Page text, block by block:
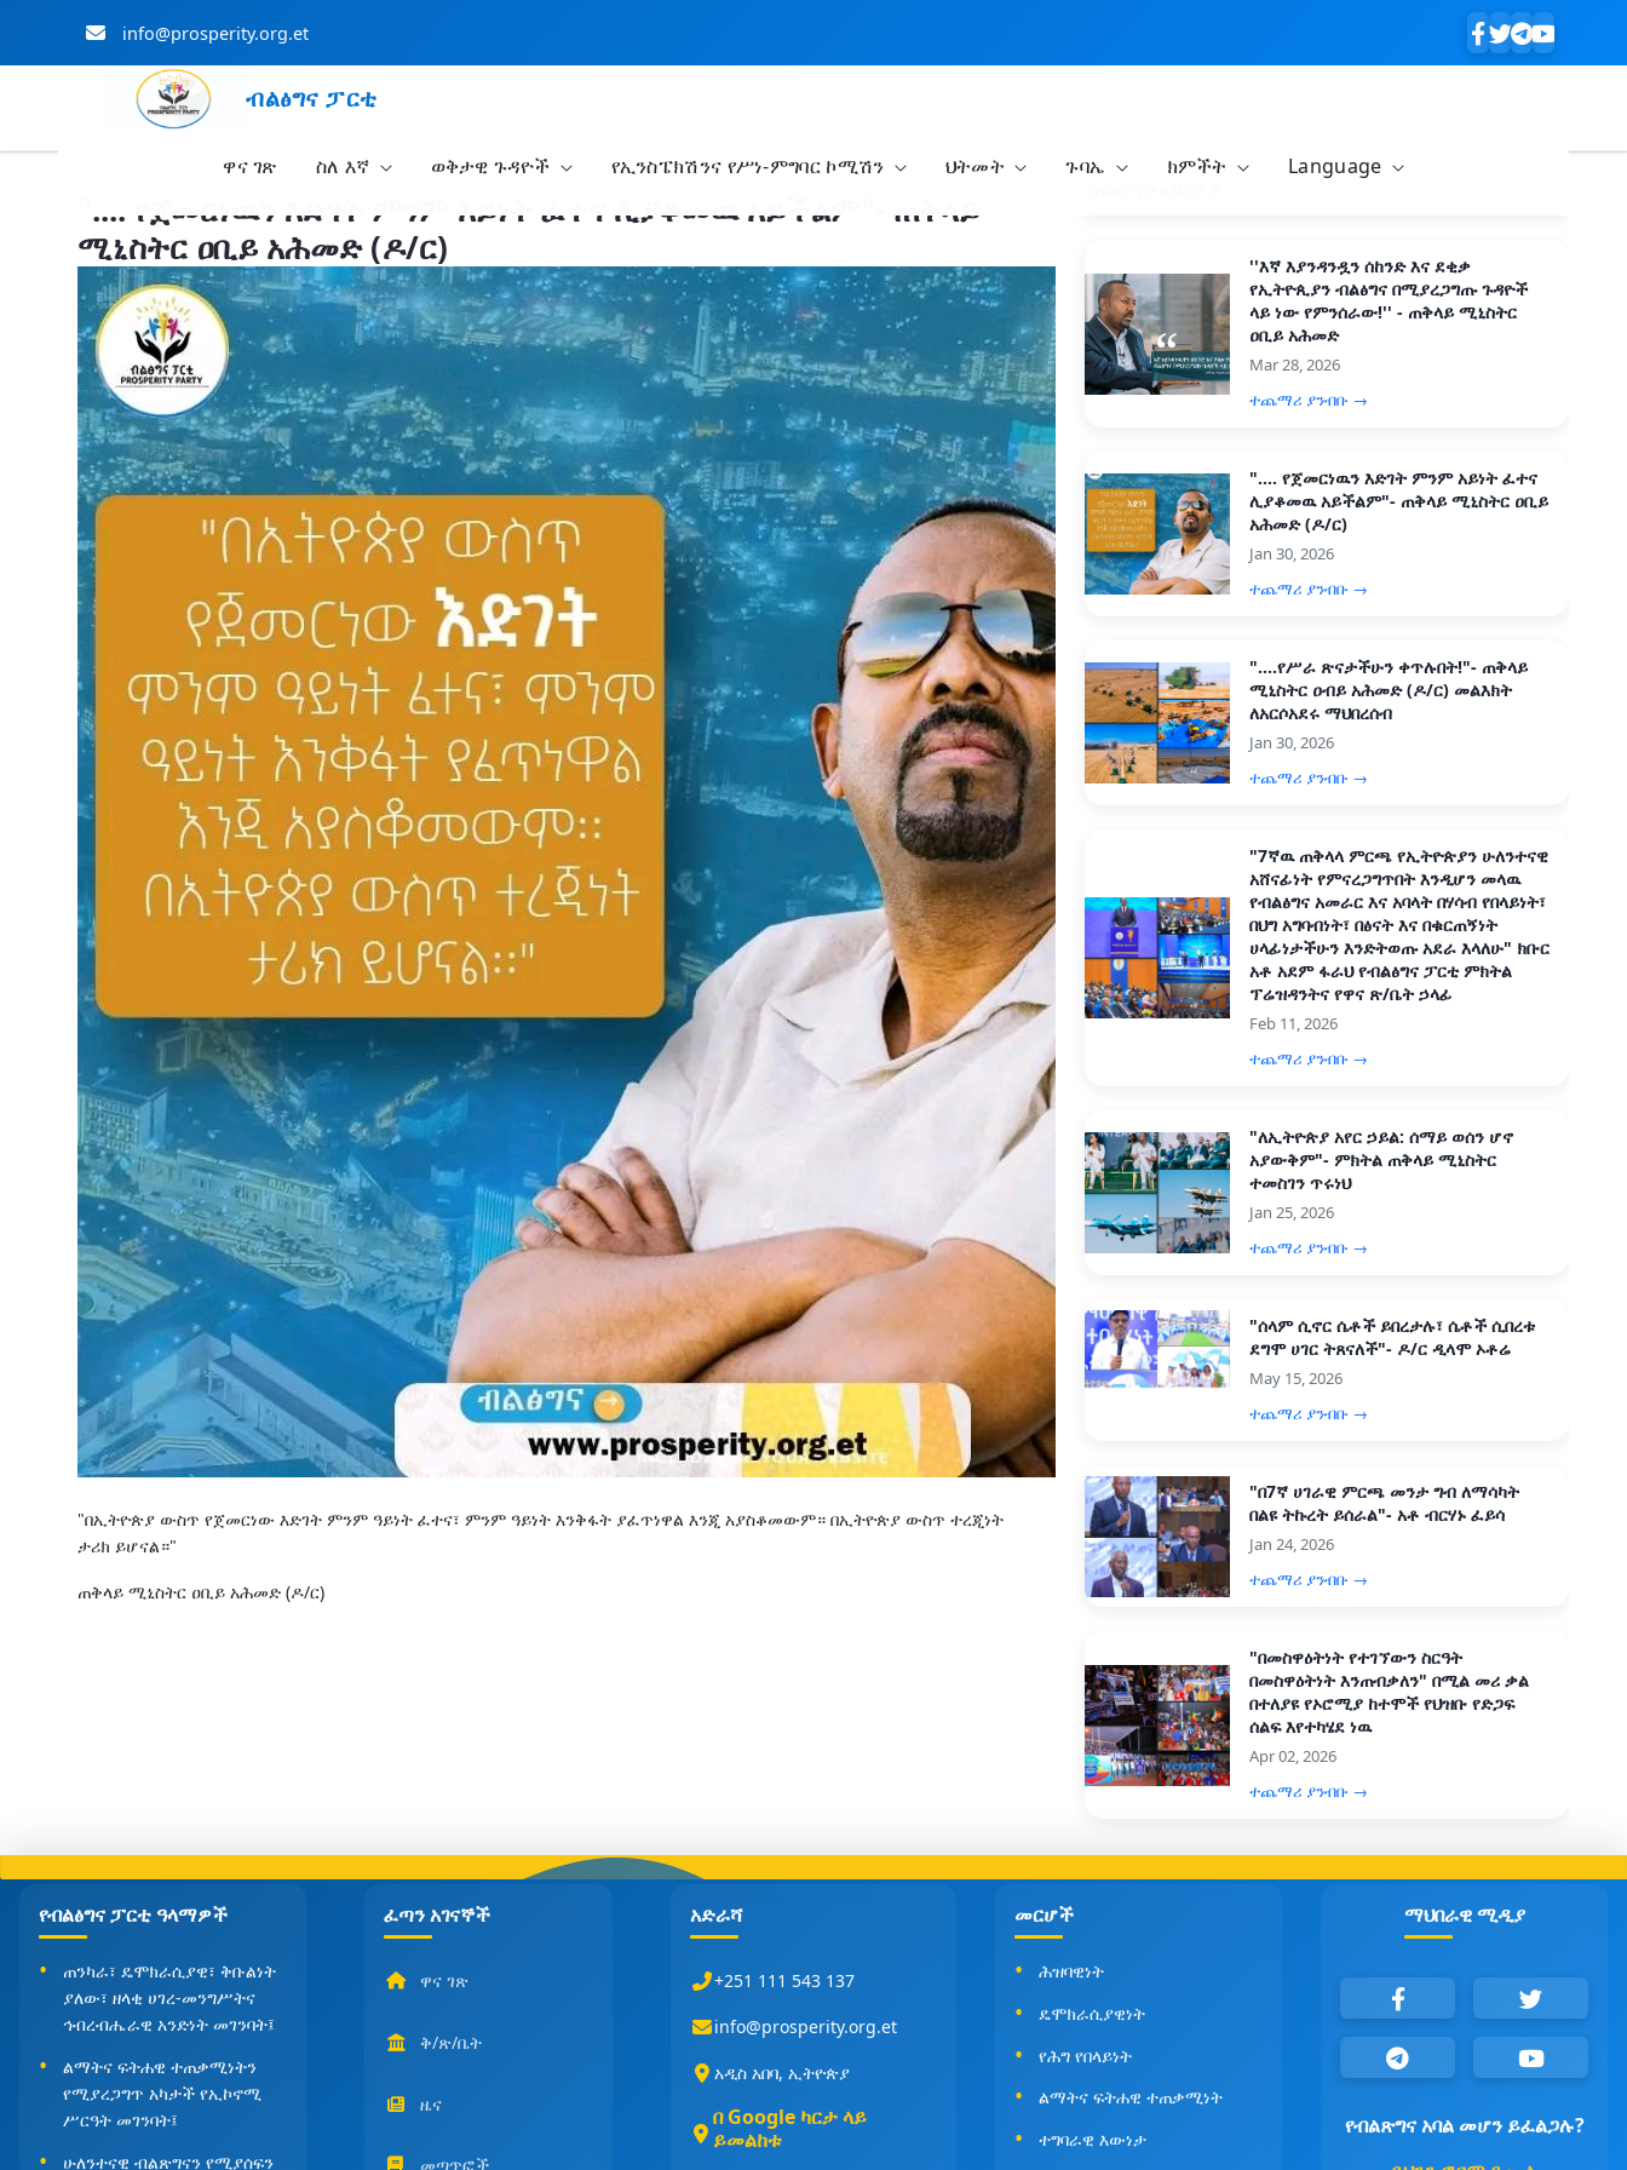
info@prosperity.org.et
ብልፅግና ፓርቲ
ዋና ገጽ ስለ እኛ ወቅታዊ ጉዳዮች የኢንስፔክሽንና የሥነ-ምግባር ኮሚሽን ህትመት ጉባኤ ክምችት Language
".... የጀመርነዉን እድገት ምንም አይነት ፈተና ሊያቆመዉ አይችልም"- ጠቅላይ
ሚኒስትር ዐቢይ አሕመድ (ዶ/ር)
"በኢትዮጵያ ውስጥ የጀመርነው እድገት ምንም ዓይነት ፈተና፣ ምንም ዓይነት እንቅፋት ያፈጥነዋል እንጂ አያስቆመውም። በኢትዮጵያ ውስጥ ተረጂነት
ታሪክ ይሆናል።"
ጠቅላይ ሚኒስትር ዐቢይ አሕመድ (ዶ/ር)
''እኛ እያንዳንዷን ሰከንድ እና ደቂቃ
የኢትዮጲያን ብልፅግና በሚያረጋግጡ ጉዳዮች
ላይ ነው የምንሰራው!'' - ጠቅላይ ሚኒስትር
ዐቢይ አሕመድ
Mar 28, 2026
ተጨማሪ ያንብቡ →
".... የጀመርነዉን እድገት ምንም አይነት ፈተና
ሊያቆመዉ አይችልም"- ጠቅላይ ሚኒስትር ዐቢይ
አሕመድ (ዶ/ር)
Jan 30, 2026
ተጨማሪ ያንብቡ →
"....የሥራ ጽናታችሁን ቀጥሉበት!"- ጠቅላይ
ሚኒስትር ዐብይ አሕመድ (ዶ/ር) መልእክት
ለአርሶአደሩ ማህበረሰብ
Jan 30, 2026
ተጨማሪ ያንብቡ →
"7ኛዉ ጠቅላላ ምርጫ የኢትዮጵያን ሁለንተናዊ
አሸናፊነት የምናረጋግጥበት እንዲሆን መላዉ
የብልፅግና አመራር እና አባላት በሃሳብ የበላይነት፣
በህግ አግባብነት፣ በፅናት እና በቁርጠኝነት
ሀላፊነታችሁን እንድትወጡ አደራ እላለሁ" ክቡር
አቶ አደም ፋራህ የብልፅግና ፓርቲ ምክትል
ፕሬዝዳንትና የዋና ጽ/ቤት ኃላፊ
Feb 11, 2026
ተጨማሪ ያንብቡ →
"ለኢትዮጵያ አየር ኃይል: ሰማይ ወሰን ሆኖ
አያውቅም"- ምክትል ጠቅላይ ሚኒስትር
ተመስገን ጥሩነህ
Jan 25, 2026
ተጨማሪ ያንብቡ →
"ሰላም ሲኖር ሴቶች ይበረታሉ፣ ሴቶች ሲበረቱ
ደግሞ ሀገር ትጸናለች"- ዶ/ር ዲላሞ ኦቶሬ
May 15, 2026
ተጨማሪ ያንብቡ →
"በ7ኛ ሀገራዊ ምርጫ መንታ ግብ ለማሳካት
በልዩ ትኩረት ይሰራል"- አቶ ብርሃኑ ፈይሳ
Jan 24, 2026
ተጨማሪ ያንብቡ →
"በመስዋዕትነት የተገኘውን ስርዓት
በመስዋዕትነት እንጠብቃለን" በሚል መሪ ቃል
በተለያዩ የኦሮሚያ ከተሞች የህዝቡ የድጋፍ
ሰልፍ እየተካሄደ ነዉ
Apr 02, 2026
ተጨማሪ ያንብቡ →
የብልፅግና ፓርቲ ዓላማዎች
ጠንካራ፣ ዴሞክራሲያዊ፣ ቅቡልነት
ያለው፣ ዘላቂ ሀገረ-መንግሥትና
ኅብረብሔራዊ አንድነት መገንባት፤
ልማትና ፍትሐዊ ተጠቃሚነትን
የሚያረጋግጥ አካታች የኢኮኖሚ
ሥርዓት መገንባት፤
ሁለንተናዊ ብልጽግናን የሚያሰፍን
ፈጣን አገናኞች
ዋና ገጽ
ቅ/ጽ/ቤት
ዜና
መጣጥፎች
አድራሻ
+251 111 543 137
info@prosperity.org.et
አዲስ አበባ, ኢትዮጵያ
በ Google ካርታ ላይ
ይመልከቱ
መርሆች
ሕዝባዊነት
ዴሞክራሲያዊነት
የሕግ የበላይነት
ልማትና ፍትሐዊ ተጠቃሚነት
ተግባራዊ እውነታ
ማህበራዊ ሚዲያ
የብልጽግና አባል መሆን ይፈልጋሉ?